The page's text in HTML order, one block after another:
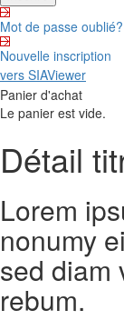
Mot de passe oublié?
Nouvelle inscription
vers SIAViewer
Panier d'achat
Le panier est vide.
Détail
Lorem
nonumy
sed diam
rebum.